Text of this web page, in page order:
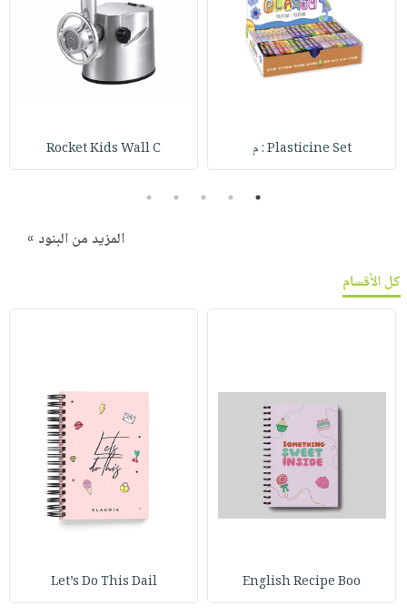
Plasticine Set : م Rocket Kids Wall C
1
2
3
4
5
المزيد من البنود »
كل الأقسام
English Recipe Boo
Let’s Do This Dail